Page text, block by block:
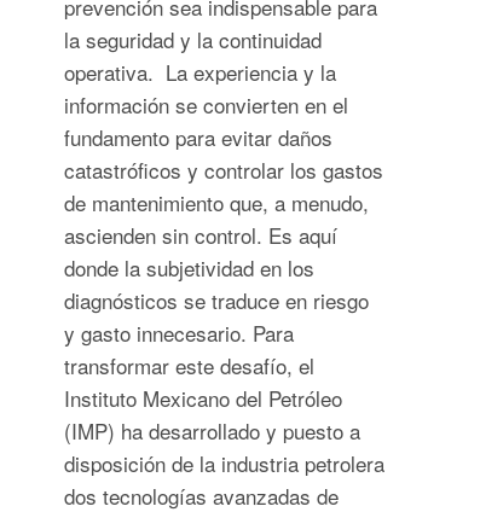
prevención sea indispensable para
la seguridad y la continuidad
operativa. La experiencia y la
información se convierten en el
fundamento para evitar daños
catastróficos y controlar los gastos
de mantenimiento que, a menudo,
ascienden sin control. Es aquí
donde la subjetividad en los
diagnósticos se traduce en riesgo
y gasto innecesario. Para
transformar este desafío, el
Instituto Mexicano del Petróleo
(IMP) ha desarrollado y puesto a
disposición de la industria petrolera
dos tecnologías avanzadas de